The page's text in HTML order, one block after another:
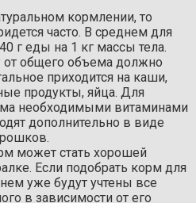
кормлении, то
часто. В среднем для
г еды на 1 кг массы тела.
общего объема должно
приходится на каши,
продукты, яйца. Для
необходимыми витаминами
дополнительно в виде
может стать хорошей
Если подобрать корм для
уже будут учтены все
в зависимости от его